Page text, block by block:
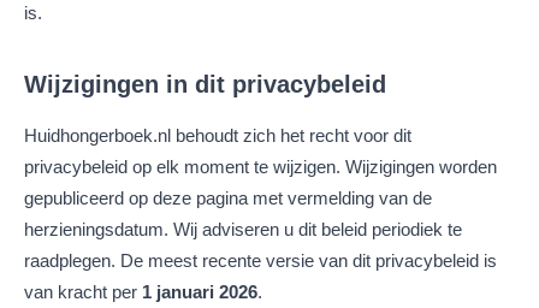
is.
Wijzigingen in dit privacybeleid
Huidhongerboek.nl behoudt zich het recht voor dit
privacybeleid op elk moment te wijzigen. Wijzigingen worden
gepubliceerd op deze pagina met vermelding van de
herzieningsdatum. Wij adviseren u dit beleid periodiek te
raadplegen. De meest recente versie van dit privacybeleid is
van kracht per 1 januari 2026.